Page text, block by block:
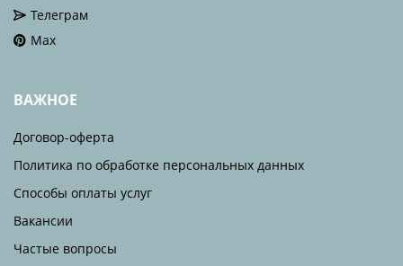
Телеграм
Max
ВАЖНОЕ
Договор-оферта
Политика по обработке персональных данных
Способы оплаты услуг
Вакансии
Частые вопросы